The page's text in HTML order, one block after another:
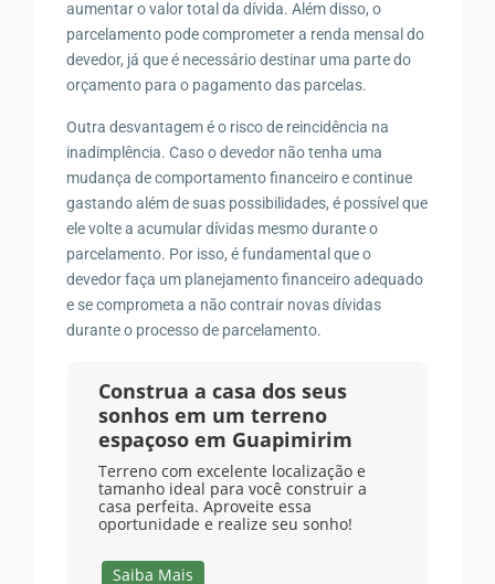
aumentar o valor total da dívida. Além disso, o
parcelamento pode comprometer a renda mensal do
devedor, já que é necessário destinar uma parte do
orçamento para o pagamento das parcelas.
Outra desvantagem é o risco de reincidência na
inadimplência. Caso o devedor não tenha uma
mudança de comportamento financeiro e continue
gastando além de suas possibilidades, é possível que
ele volte a acumular dívidas mesmo durante o
parcelamento. Por isso, é fundamental que o
devedor faça um planejamento financeiro adequado
e se comprometa a não contrair novas dívidas
durante o processo de parcelamento.
Construa a casa dos seus
sonhos em um terreno
espaçoso em Guapimirim
Terreno com excelente localização e
tamanho ideal para você construir a
casa perfeita. Aproveite essa
oportunidade e realize seu sonho!
Saiba Mais